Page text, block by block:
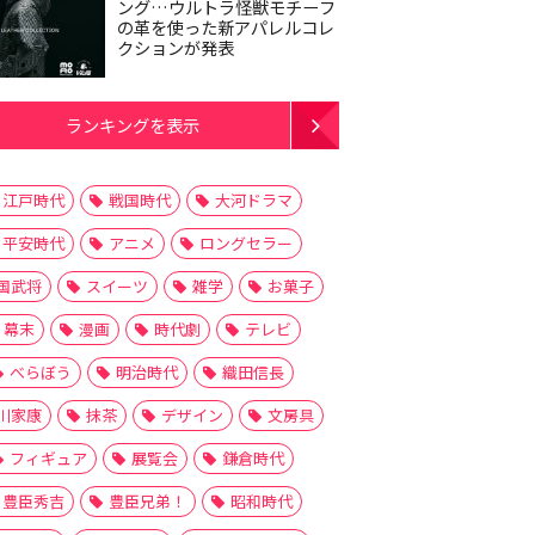
ング…ウルトラ怪獣モチーフ
の革を使った新アパレルコレ
クションが発表
ランキングを表示
江戸時代 戦国時代
大河ドラマ
平安時代
アニメ
ロングセラー
武将
スイーツ 雑学
お菓子
幕末
漫画 時代劇
テレビ
べらぼう
明治時代
織田信長
家康
抹茶 デザイン
文房具
フィギュア
展覧会
鎌倉時代
豊臣秀吉
豊臣兄弟！
昭和時代